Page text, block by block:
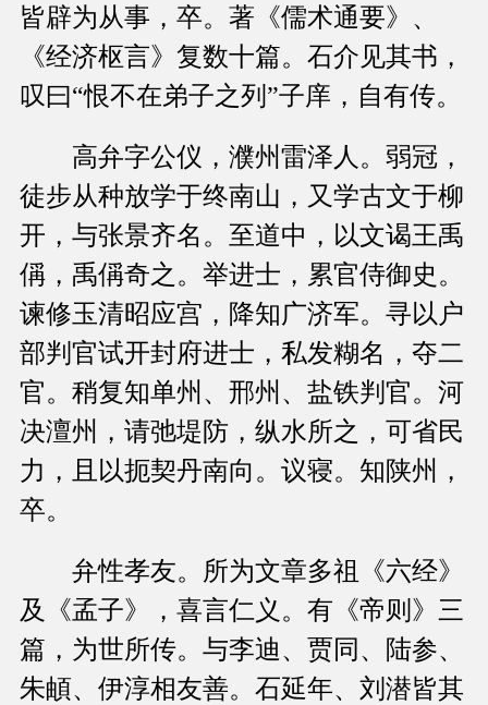
皆辟为从事，卒。著《儒术通要》、
《经济枢言》复数十篇。石介见其书，
叹曰“恨不在弟子之列”子庠，自有传。
高弁字公仪，濮州雷泽人。弱冠，
徒步从种放学于终南山，又学古文于柳
开，与张景齐名。至道中，以文谒王禹
偁，禹偁奇之。举进士，累官侍御史。
谏修玉清昭应宫，降知广济军。寻以户
部判官试开封府进士，私发糊名，夺二
官。稍复知单州、邢州、盐铁判官。河
决澶州，请弛堤防，纵水所之，可省民
力，且以扼契丹南向。议寝。知陕州，
卒。
弁性孝友。所为文章多祖《六经》
及《孟子》，喜言仁义。有《帝则》三
篇，为世所传。与李迪、贾同、陆参、
朱頔、伊淳相友善。石延年、刘潜皆其